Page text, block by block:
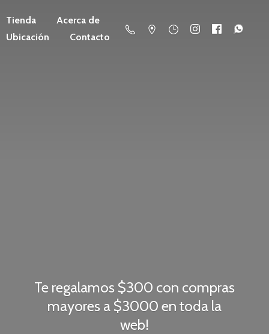
Tienda
Acerca de
Ubicación
Contacto
Te regalamos $300 con compras
mayores a $3000 en toda la
web!